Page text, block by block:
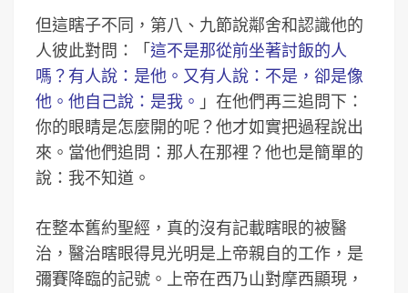
但這瞎子不同，第八、九節說鄰舍和認識他的
人彼此對問：「這不是那從前坐著討飯的人
嗎？有人說：是他。又有人說：不是，卻是像
他。他自己說：是我。 」在他們再三追問下：
你的眼睛是怎麼開的呢？他才如實把過程說出
來。當他們追問：那人在那裡？他也是簡單的
說：我不知道。
在整本舊約聖經，真的沒有記載瞎眼的被醫
治，醫治瞎眼得見光明是上帝親自的工作，是
彌賽降臨的記號。上帝在西乃山對摩西顯現，